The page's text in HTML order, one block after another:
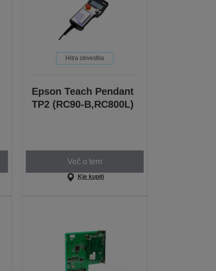
Hitra obvestila
Epson Teach Pendant
TP2 (RC90-B,RC800L)
Več o tem
Kje kupiti